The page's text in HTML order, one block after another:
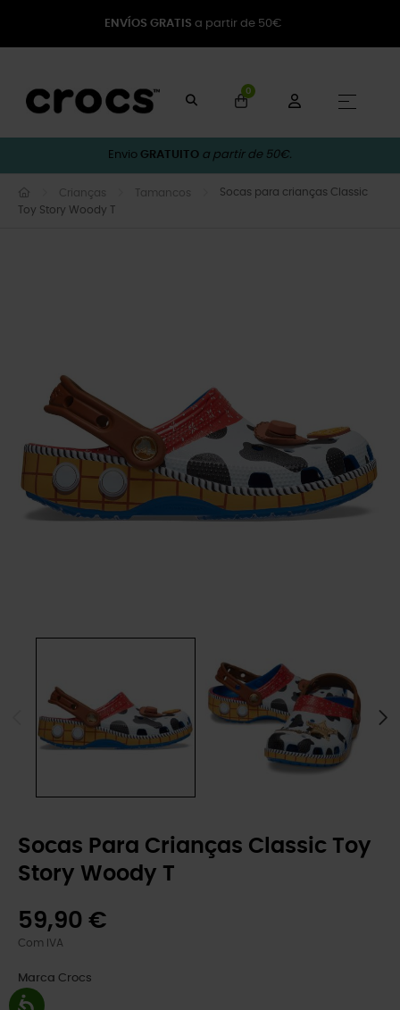
ENVÍOS GRATIS a partir de 50€
0
☰
Envio GRATUITO a partir de 50€.
Crianças Tamancos
Socas para crianças Classic
Toy Story Woody T
Socas Para Crianças Classic Toy
Story Woody T
59,90 €
Com IVA
Marca Crocs